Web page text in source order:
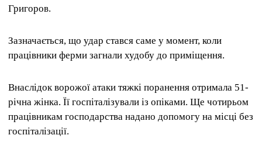
Григоров.
Зазначається, що удар стався саме у момент, коли
працівники ферми загнали худобу до приміщення.
Внаслідок ворожої атаки тяжкі поранення отримала 51-
річна жінка. Її госпіталізували із опіками. Ще чотирьом
працівникам господарства надано допомогу на місці без
госпіталізації.